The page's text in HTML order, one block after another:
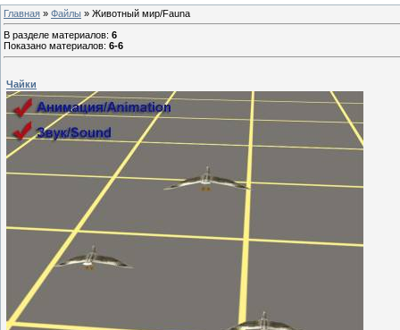
Главная » Файлы » Животный мир/Fauna
В разделе материалов: 6
Показано материалов: 6-6
Чайки